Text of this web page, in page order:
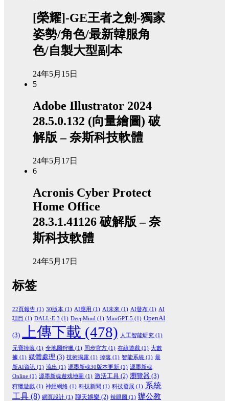
[榮耀]-GE王者之劍-獨家
姿勢/角色/最新韓服角
色/自製大型副本
24年5月15日
5
Adobe Illustrator 2024
28.5.0.132 (向量繪圖) 破
解版 – 奈斯科技軟體
24年5月17日
6
Acronis Cyber Protect
Home Office
28.3.1.41126 破解版 – 奈
斯科技軟體
24年5月17日
标签
22頁報告 (1) 30版本 (1) AI應用 (1) AI未來 (1) AI發布 (1) AI
項目 (1) DALL·E 3 (1) DeepMind (1) MiniGPT-5 (1) OpenAI
(3) 上傳下載 (478) 人工智能研究 (1)
元寶掉落 (1) 全地圖狩獵 (1) 同步官方 (1) 在線遊戲 (1) 大數
據 (1) 媒體處理 (3) 技術揭露 (1) 掉落 (1) 智能系統 (1) 最
新AI資訊 (1) 流出 (1) 源墨新魂30版本更新 (1) 源墨新魂
Online (1) 源墨新魂遊戏地圖 (1) 激活工具 (2) 瀏覽器 (3)
狩獵遊戲 (1) 神經網絡 (1) 科技新聞 (1) 科技發展 (1) 系統
工具 (8) 網頁設計 (1) 聊天娛樂 (2) 辣眼圖 (1) 辦公教